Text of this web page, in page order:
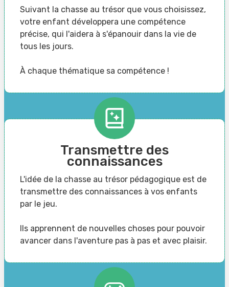
Suivant la chasse au trésor que vous choisissez,
votre enfant développera une compétence
précise, qui l'aidera à s'épanouir dans la vie de
tous les jours.
À chaque thématique sa compétence !
Transmettre des
connaissances
L'idée de la chasse au trésor pédagogique est de
transmettre des connaissances à vos enfants
par le jeu.
Ils apprennent de nouvelles choses pour pouvoir
avancer dans l'aventure pas à pas et avec plaisir.